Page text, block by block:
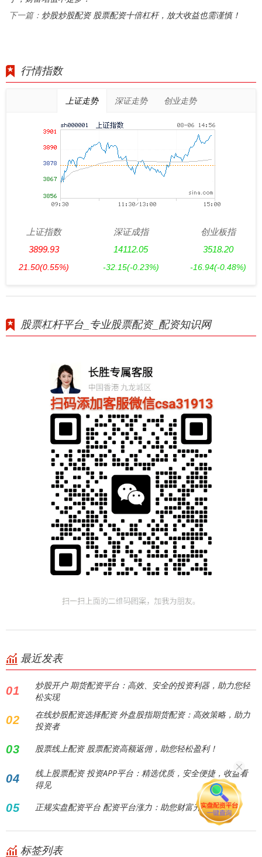
下一篇： 炒股炒股配资 股票配资十倍杠杆，放大收益也需谨慎！
行情指数
上证走势 深证走势 创业走势
上证指数
3899.93
21.50(0.55%)
深证成指
14112.05
-32.15(-0.23%)
创业板指
3518.20
-16.94(-0.48%)
股票杠杆平台_专业股票配资_配资知识网
最近发表
01
炒股开户 期货配资平台：高效、安全的投资利器，助力您轻
松实现
02
在线炒股配资选择配资 外盘股指期货配资：高效策略，助力
投资者
03 股票线上配资 股票配资高额返佣，助您轻松盈利！
04
线上股票配资 投资APP平台：精选优质，安全便捷，收益看
得见
05 正规实盘配资平台 配资平台涨力：助您财富升级！
标签列表